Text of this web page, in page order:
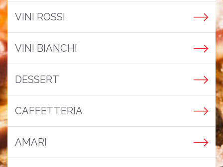
VINI ROSSI
VINI BIANCHI
DESSERT
CAFFETTERIA
AMARI